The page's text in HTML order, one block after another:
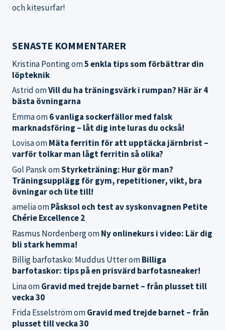
och kitesurfar!
SENASTE KOMMENTARER
Kristina Pontingom5 enkla tips som förbättrar din
löpteknik
AstridomVill du ha träningsvärk i rumpan? Här är 4
bästa övningarna
Emmaom6 vanliga sockerfällor med falsk
marknadsföring – låt dig inte luras du också!
LovisaomMäta ferritin för att upptäcka järnbrist –
varför tolkar man lågt ferritin så olika?
Gol PanskomStyrketräning: Hur gör man?
Träningsupplägg för gym, repetitioner, vikt, bra
övningar och lite till!
ameliaomPåsksol och test av syskonvagnen Petite
Chérie Excellence 2
Rasmus NordenbergomNy onlinekurs i video: Lär dig
bli stark hemma!
Billig barfotasko: Muddus UtteromBilliga
barfotaskor: tips på en prisvärd barfotasneaker!
LinaomGravid med trejde barnet – från plusset till
vecka 30
Frida EsselströmomGravid med trejde barnet – från
plusset till vecka 30